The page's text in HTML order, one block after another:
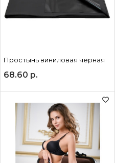
Простынь виниловая черная
68.60 р.